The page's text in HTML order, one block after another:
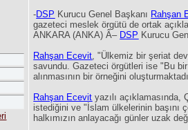
-DSP Kurucu Genel Başkanı Rahşan
gazeteci meslek örgütü de ortak
ANKARA (ANKA) Â– DSP Kurucu
Rahşan Ecevit, "Ülkemiz bir şeriat
savundu. Gazeteci örgütleri ise "Bu
alınmasının bir örneğini
Rahşan Ecevit yazılı
istediğini ve "İslam ülkelerinin
halkımızın anlayacağı günler uzak